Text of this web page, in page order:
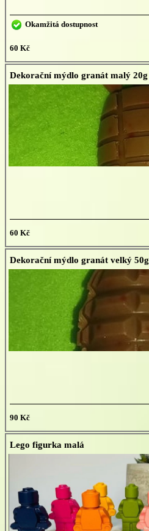
Okamžitá dostupnost
60 Kč
Dekorační mýdlo granát malý 20g
60 Kč
Dekorační mýdlo granát velký 50g
90 Kč
Lego figurka malá